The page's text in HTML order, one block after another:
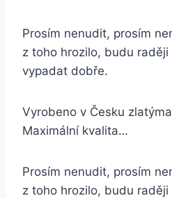
Prosím nenudit, prosím
z toho hrozilo, budu
vypadat dobře.
Vyrobeno v Česku
Maximální kvalita…
Prosím nenudit, prosím
z toho hrozilo, budu